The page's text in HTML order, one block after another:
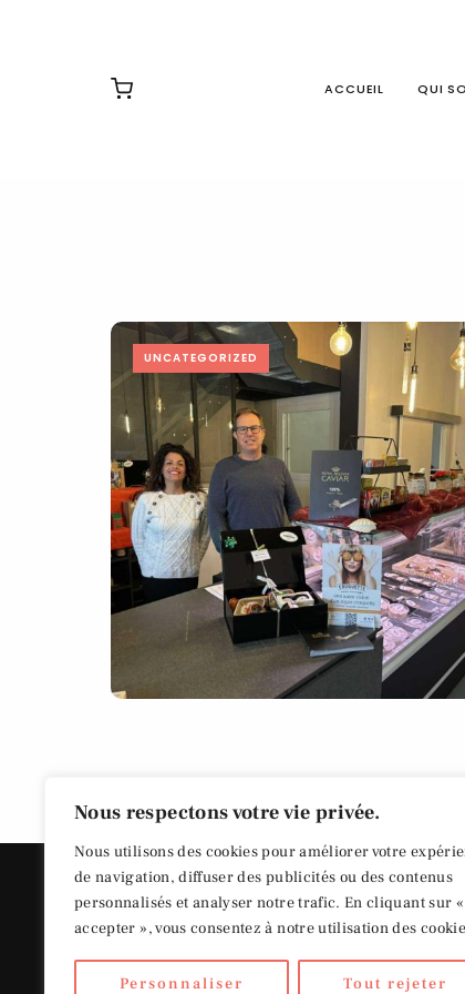
Nous respectons votre vie privée.
Nous utilisons des cookies pour améliorer votre
de navigation, diffuser des publicités ou des contenus
personnalisés et analyser notre trafic. En cliquant sur «
accepter », vous consentez à notre utilisation des
Personnaliser Tout rejeter
ACCUEIL QUI
UNCATEGORIZED